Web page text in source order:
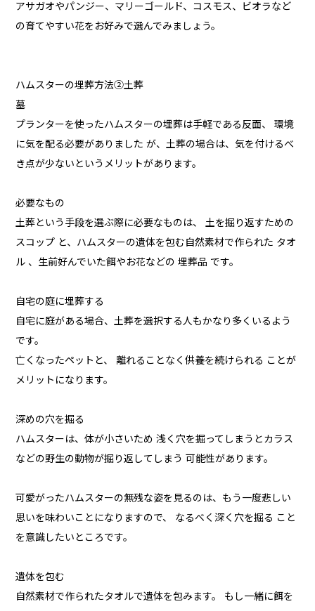
アサガオやパンジー、マリーゴールド、コスモス、ビオラなど
の育てやすい花をお好みで選んでみましょう。
ハムスターの埋葬方法②土葬
墓
プランターを使ったハムスターの埋葬は手軽である反面、 環境
に気を配る必要がありました が、土葬の場合は、気を付けるべ
き点が少ないというメリットがあります。
必要なもの
土葬という手段を選ぶ際に必要なものは、 土を掘り返すための
スコップ と、ハムスターの遺体を包む自然素材で作られた タオ
ル 、生前好んでいた餌やお花などの 埋葬品 です。
自宅の庭に埋葬する
自宅に庭がある場合、土葬を選択する人もかなり多くいるよう
です。
亡くなったペットと、 離れることなく供養を続けられる ことが
メリットになります。
深めの穴を掘る
ハムスターは、体が小さいため 浅く穴を掘ってしまうとカラス
などの野生の動物が掘り返してしまう 可能性があります。
可愛がったハムスターの無残な姿を見るのは、もう一度悲しい
思いを味わいことになりますので、 なるべく深く穴を掘る こと
を意識したいところです。
遺体を包む
自然素材で作られたタオルで遺体を包みます。 もし一緒に餌を